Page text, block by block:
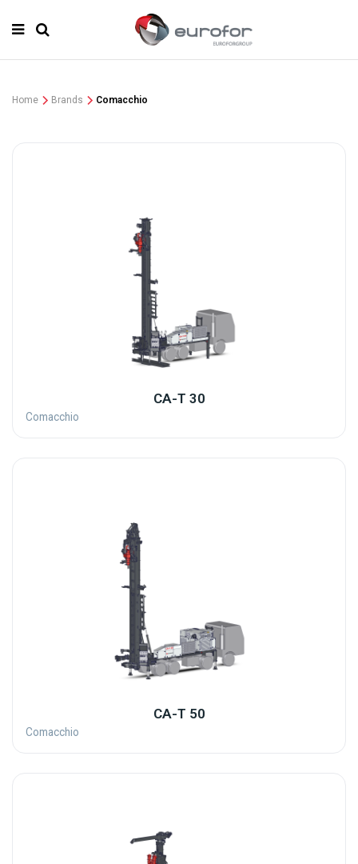
Home Brands Comacchio
CA-T 30
Comacchio
CA-T 50
Comacchio